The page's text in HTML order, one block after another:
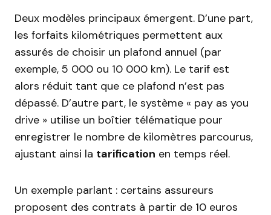
Deux modèles principaux émergent. D’une part,
les forfaits kilométriques permettent aux
assurés de choisir un plafond annuel (par
exemple, 5 000 ou 10 000 km). Le tarif est
alors réduit tant que ce plafond n’est pas
dépassé. D’autre part, le système « pay as you
drive » utilise un boîtier télématique pour
enregistrer le nombre de kilomètres parcourus,
ajustant ainsi la tarification en temps réel.
Un exemple parlant : certains assureurs
proposent des contrats à partir de 10 euros